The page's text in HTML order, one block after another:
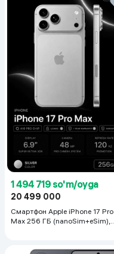
1 494 719 so'm/oyga
20 499 000
Смартфон Apple iPhone 17 Pro
Max 256 ГБ (nanoSim+eSim),